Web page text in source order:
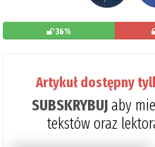
36%
Artykuł dostępny
SUBSKRYBUJaby
tekstów oraz